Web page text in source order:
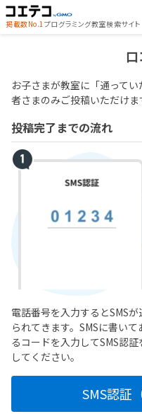
掲載数No.1プログラミング教室検索サイト
お子さまが教室に「通って
者さまのみご投稿いただけま
投稿完了までの流れ
電話番号を入力するとSMSが
られてきます。SMSに書いて
るコードを入力してSMS認証
してください。
SMS認証